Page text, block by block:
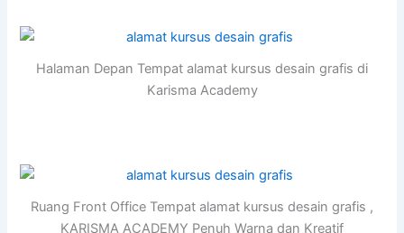
Halaman Depan Tempat alamat kursus desain grafis di
Karisma Academy
Ruang Front Office Tempat alamat kursus desain grafis ,
KARISMA ACADEMY Penuh Warna dan Kreatif